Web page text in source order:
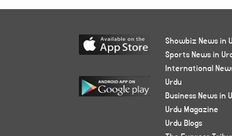
Showbiz News in
Sports News in
International
Urdu
Business News in
Urdu Magazine
Urdu Blogs